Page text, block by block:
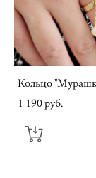
Кольцо
1 190 pуб.